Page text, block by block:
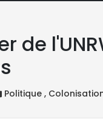
de
Politique ,